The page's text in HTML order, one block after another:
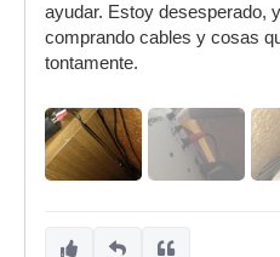
ayudar. Estoy desesperado,
comprando cables y cosas
tontamente.